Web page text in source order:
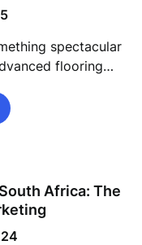
spectacular
flooring…
Africa: The